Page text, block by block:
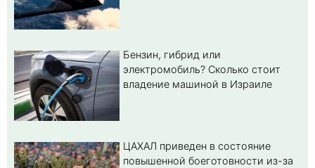
Бензин, гибрид или
электромобиль? Cколько стоит
владение машиной в Израиле
ЦАХАЛ приведен в состояние
повышенной боеготовности из-за